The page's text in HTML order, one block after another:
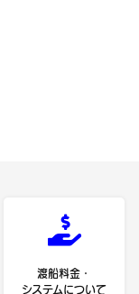
渡船料金・
システムについて